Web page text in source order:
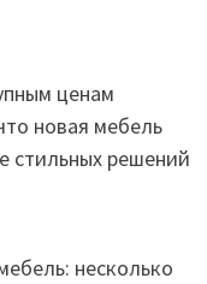
ценам
новая мебель
стильных решений
несколько